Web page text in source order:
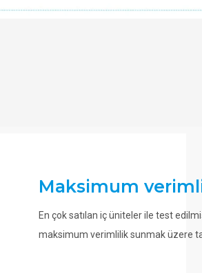
Maksimum
En çok satılan iç üniteler ile test
maksimum verimlilik sunmak üzere